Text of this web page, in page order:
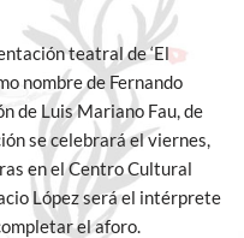
teatral de ‘El
nombre de Fernando
de Luis Mariano Fau, de
se celebrará el viernes,
en el Centro Cultural
López será el intérprete
el aforo.